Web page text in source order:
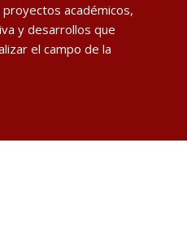
académicos,
y desarrollos que
el campo de la